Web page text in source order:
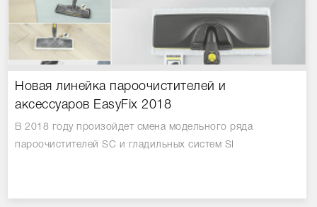
Новая линейка пароочистителей и
аксессуаров EasyFix 2018
В 2018 году произойдет смена модельного ряда
пароочистителей SC и гладильных систем SI